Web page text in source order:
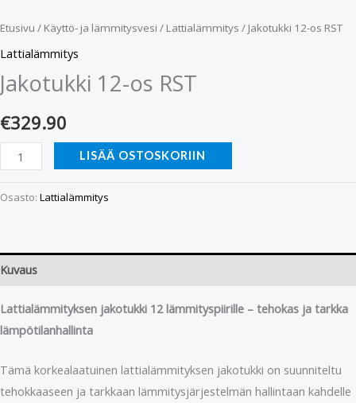
Etusivu / Käyttö- ja lämmitysvesi / Lattialämmitys / Jakotukki 12-os RST
Lattialämmitys
Jakotukki 12-os RST
€329.90
LISÄÄ OSTOSKORIIN
Osasto: Lattialämmitys
Kuvaus
Lattialämmityksen jakotukki 12 lämmityspiirille – tehokas ja tarkka
lämpötilanhallinta
Tämä korkealaatuinen lattialämmityksen jakotukki on suunniteltu
tehokkaaseen ja tarkkaan lämmitysjärjestelmän hallintaan kahdelle